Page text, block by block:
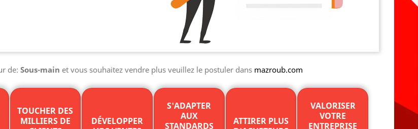
de: Sous-main et vous souhaitez vendre plus veuillez le postuler dans mazroub.com
TOUCHER DES
MILLIERS DE
DÉVELOPPER
S'ADAPTER
AUX
STANDARDS
ATTIRER PLUS
VALORISER
VOTRE
ENTREPRISE